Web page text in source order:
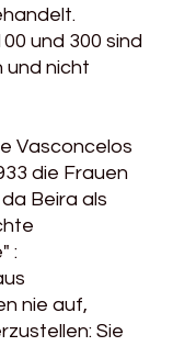
und 300 sind
nicht
Vasconcelos
die Frauen
Beira als
:
nie auf,
Sie